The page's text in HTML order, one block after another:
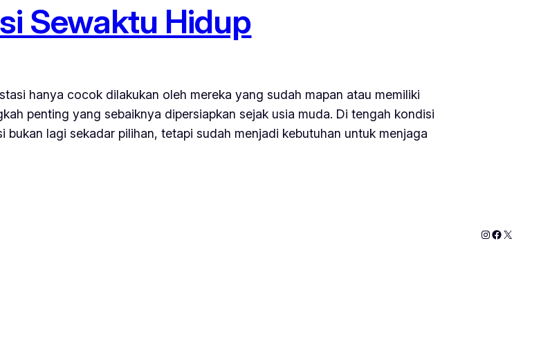
Sewaktu Hidup
hanya cocok dilakukan oleh mereka yang sudah mapan atau memiliki
penting yang sebaiknya dipersiapkan sejak usia muda. Di tengah kondisi
lagi sekadar pilihan, tetapi sudah menjadi kebutuhan untuk menjaga
Instagram
X